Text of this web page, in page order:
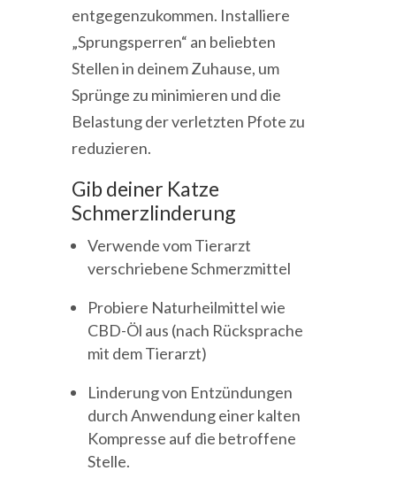
entgegenzukommen. Installiere
„Sprungsperren“ an beliebten
Stellen in deinem Zuhause, um
Sprünge zu minimieren und die
Belastung der verletzten Pfote zu
reduzieren.
Gib deiner Katze
Schmerzlinderung
Verwende vom Tierarzt
verschriebene Schmerzmittel
Probiere Naturheilmittel wie
CBD-Öl aus (nach Rücksprache
mit dem Tierarzt)
Linderung von Entzündungen
durch Anwendung einer kalten
Kompresse auf die betroffene
Stelle.